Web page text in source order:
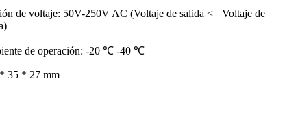
de voltaje: 50V-250V AC (Voltaje de salida <= Voltaje de
de operación: -20 ℃ -40 ℃
35 * 27 mm